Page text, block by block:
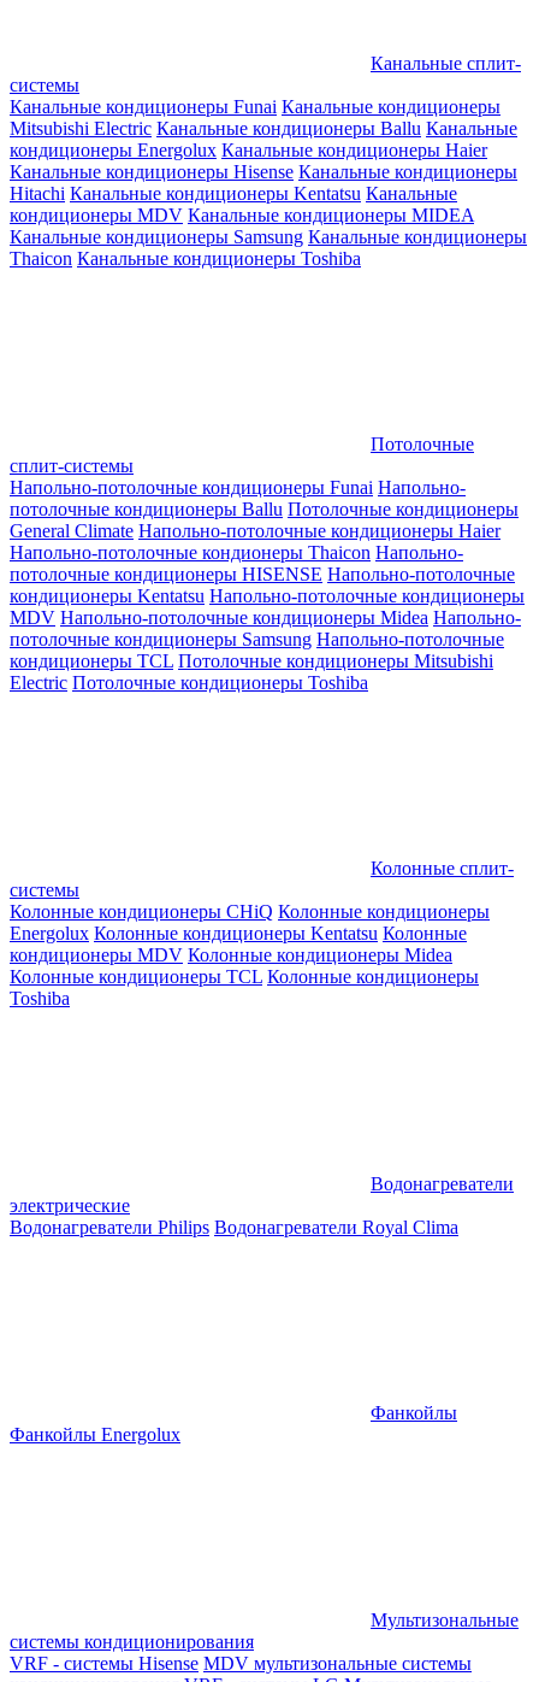
Канальные сплит-
системы
Канальные кондиционеры Funai Канальные кондиционеры
Mitsubishi Electric Канальные кондиционеры Ballu Канальные
кондиционеры Energolux Канальные кондиционеры Haier
Канальные кондиционеры Hisense Канальные кондиционеры
Hitachi Канальные кондиционеры Kentatsu Канальные
кондиционеры MDV Канальные кондиционеры MIDEA
Канальные кондиционеры Samsung Канальные кондиционеры
Thaicon Канальные кондиционеры Toshiba
Потолочные
сплит-системы
Напольно-потолочные кондиционеры Funai Напольно-
потолочные кондиционеры Ballu Потолочные кондиционеры
General Climate Напольно-потолочные кондиционеры Haier
Напольно-потолочные кондионеры Thaicon Напольно-
потолочные кондиционеры HISENSE Напольно-потолочные
кондиционеры Kentatsu Напольно-потолочные кондиционеры
MDV Напольно-потолочные кондиционеры Midea Напольно-
потолочные кондиционеры Samsung Напольно-потолочные
кондиционеры TCL Потолочные кондиционеры Mitsubishi
Electric Потолочные кондиционеры Toshiba
Колонные сплит-
системы
Колонные кондиционеры CHiQ Колонные кондиционеры
Energolux Колонные кондиционеры Kentatsu Колонные
кондиционеры MDV Колонные кондиционеры Midea
Колонные кондиционеры TCL Колонные кондиционеры
Toshiba
Водонагреватели
электрические
Водонагреватели Philips Водонагреватели Royal Clima
Фанкойлы
Фанкойлы Energolux
Мультизональные
системы кондиционирования
VRF - системы Hisense MDV мультизональные системы